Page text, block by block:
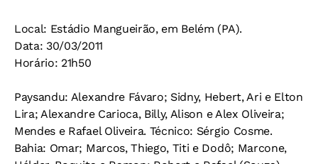
Local: Estádio Mangueirão, em Belém (PA).
Data: 30/03/2011
Horário: 21h50
Paysandu: Alexandre Fávaro; Sidny, Hebert, Ari e Elton
Lira; Alexandre Carioca, Billy, Alison e Alex Oliveira;
Mendes e Rafael Oliveira. Técnico: Sérgio Cosme.
Bahia: Omar; Marcos, Thiego, Titi e Dodô; Marcone,